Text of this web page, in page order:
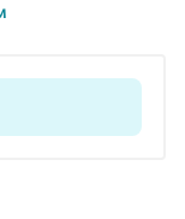
Шуру:
пор живо, а на
"Игра с огнем"